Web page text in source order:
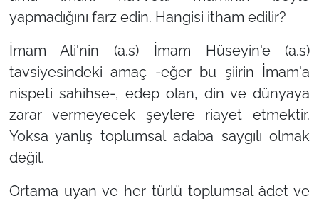
yapmadığını farz edin. Hangisi itham edilir?
İmam Ali'nin (a.s) İmam Hüseyin'e (a.s)
tavsiyesindeki amaç -eğer bu şiirin İmam'a
nispeti sahihse-, edep olan, din ve dünyaya
zarar vermeyecek şeylere riayet etmektir.
Yoksa yanlış toplumsal adaba saygılı olmak
değil.
Ortama uyan ve her türlü toplumsal âdet ve